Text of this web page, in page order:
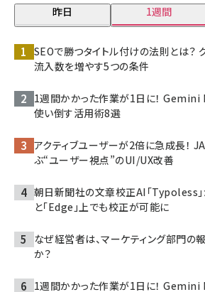
昨日 1週間
SEOで勝つタイトル付けの法則とは？
流入数を増やす5つの条件
1週間かかった作業が1日に！
使い倒す活用術8選
アクティブユーザーが2倍に急成長！
ぶ“ユーザー視点”のUI/UX改善
朝日新聞社の文章校正AI「Typoless」
と「Edge」上でも校正が可能に
なぜ経営者は、マーケティング部門の
か？
1週間かかった作業が1日に！